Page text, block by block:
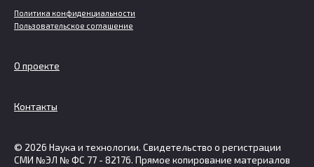
Политика конфиденциальности
Пользовательское соглашение
О проекте
Контакты
© 2026 Наука и технологии. Свидетельство о регистрации
СМИ №ЭЛ № ФС 77 - 82176. Прямое копирование материалов